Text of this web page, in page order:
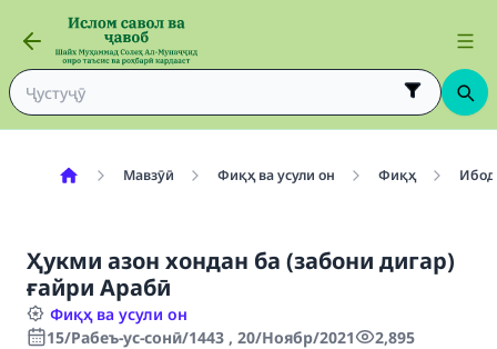
Мавзӯӣ Фиқҳ ва усули он Фиқҳ
Ҳукми азон хондан ба (забони дигар)
ғайри Арабӣ
Фиқҳ ва усули он
15/Рабеъ-ус-сонӣ/1443 , 20/Ноябр/2021
2,895